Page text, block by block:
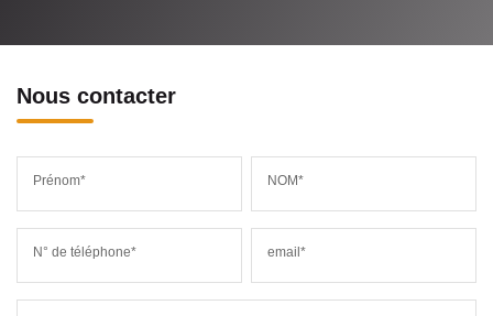
Nous contacter
Prénom* NOM*
N° de téléphone* email*